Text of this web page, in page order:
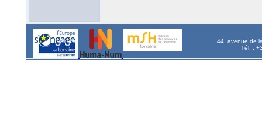
44, avenue de
Tél. :